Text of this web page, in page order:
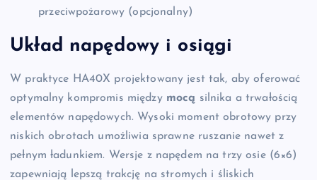
przeciwpożarowy (opcjonalny)
Układ napędowy i osiągi
W praktyce HA40X projektowany jest tak, aby oferować
optymalny kompromis między mocą silnika a trwałością
elementów napędowych. Wysoki moment obrotowy przy
niskich obrotach umożliwia sprawne ruszanie nawet z
pełnym ładunkiem. Wersje z napędem na trzy osie (6×6)
zapewniają lepszą trakcję na stromych i śliskich